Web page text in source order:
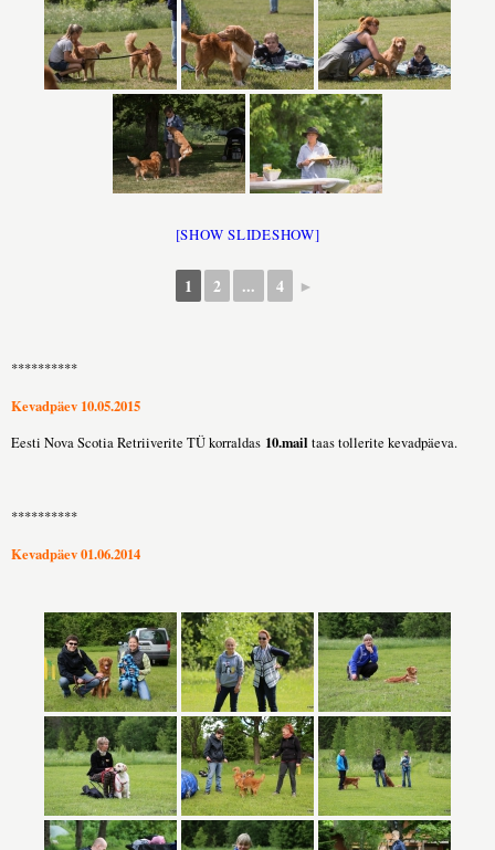
[SHOW SLIDESHOW]
1 2 ... 4 ►
**********
Kevadpäev 10.05.2015
Eesti Nova Scotia Retriiverite TÜ korraldas 10.mail taas tollerite kevadpäeva.
**********
Kevadpäev 01.06.2014